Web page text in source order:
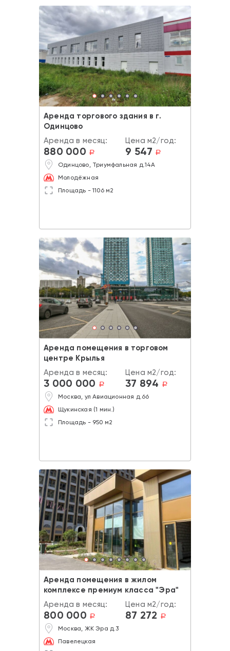
Аренда торгового здания в г.
Одинцово
Аренда в месяц:
880 000 a
Цена м2/год:
9 547 a
Одинцово, Триумфальная д.14А
Молодёжная
Площадь - 1106 м2
Аренда помещения в торговом
центре Крылья
Аренда в месяц:
3 000 000 a
Цена м2/год:
37 894 a
Москва, ул Авиационная д.66
Щукинская (1 мин.)
Площадь - 950 м2
Аренда помещения в жилом
комплексе премиум класса "Эра"
Аренда в месяц:
800 000 a
Цена м2/год:
87 272 a
Москва, ЖК Эра д.3
Павелецкая